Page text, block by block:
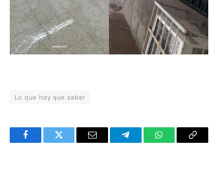
Lo que hay que saber
FacebookTwitter Email TelegramWhatsAppCopy